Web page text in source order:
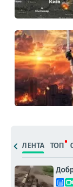
ЛЕНТА ТОП